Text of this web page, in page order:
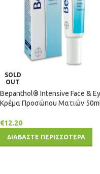
SOLD
OUT
Bepanthol® Intensive Face &
Κρέμα Προσώπου Ματιών
€12.20
ΔΙΑΒΑΣΤΕ ΠΕΡΙΣΣΟΤΕΡΑ